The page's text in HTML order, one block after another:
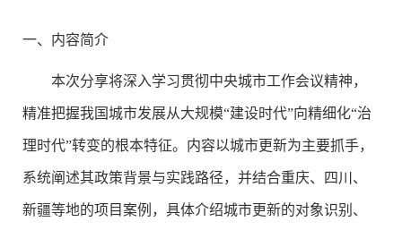
一、 内容简介
本次分享将深入学习贯彻中央城市工作会议精神，
精准把握我国城市发展从大规模“建设时代”向精细化“治
理时代”转变的根本特征。内容以城市更新为主要抓手，
系统阐述其政策背景与实践路径，并结合重庆、四川、
新疆等地的项目案例，具体介绍城市更新的对象识别、